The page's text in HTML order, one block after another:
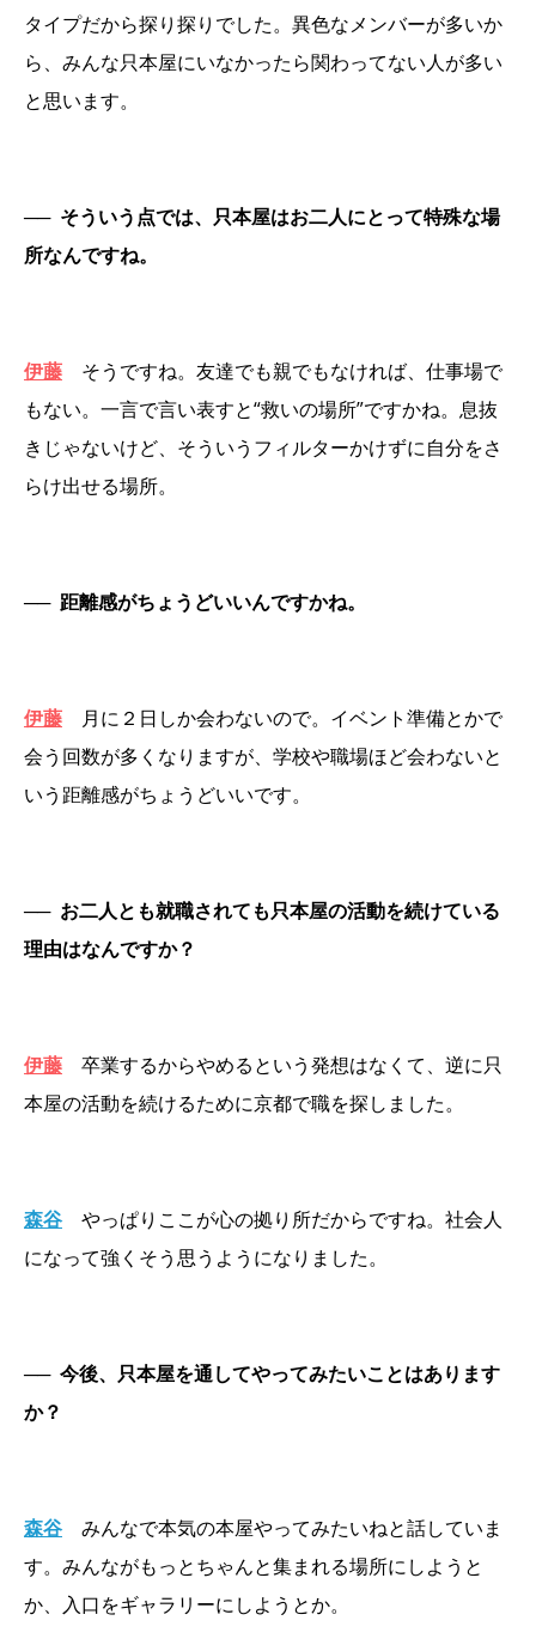
タイプだから探り探りでした。異色なメンバーが多いか
ら、みんな只本屋にいなかったら関わってない人が多い
と思います。
── そういう点では、只本屋はお二人にとって特殊な場
所なんですね。
伊藤
そうですね。友達でも親でもなければ、仕事場で
もない。一言で言い表すと“救いの場所”ですかね。息抜
きじゃないけど、そういうフィルターかけずに自分をさ
らけ出せる場所。
── 距離感がちょうどいいんですかね。
伊藤
月に２日しか会わないので。イベント準備とかで
会う回数が多くなりますが、学校や職場ほど会わないと
いう距離感がちょうどいいです。
── お二人とも就職されても只本屋の活動を続けている
理由はなんですか？
伊藤
卒業するからやめるという発想はなくて、逆に只
本屋の活動を続けるために京都で職を探しました。
森谷
やっぱりここが心の拠り所だからですね。社会人
になって強くそう思うようになりました。
── 今後、只本屋を通してやってみたいことはあります
か？
森谷
みんなで本気の本屋やってみたいねと話していま
す。みんながもっとちゃんと集まれる場所にしようと
か、入口をギャラリーにしようとか。